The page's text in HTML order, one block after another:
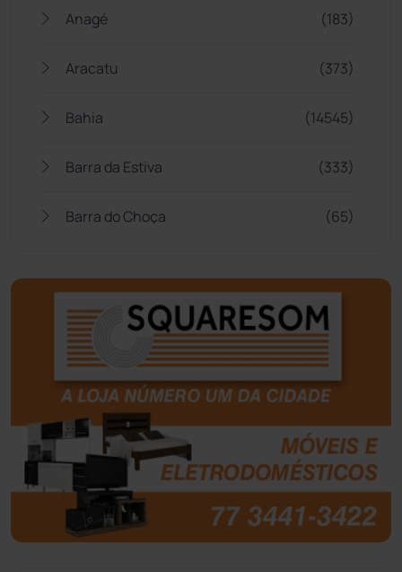
Anagé (183)
Aracatu (373)
Bahia (14545)
Barra da Estiva (333)
Barra do Choça (65)
Bom Jesus da Lapa (505)
Boquira (152)
Botuporã
Brasil (7679)
Brumado (31955)